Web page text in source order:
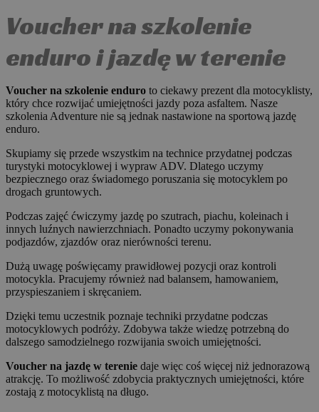
Voucher na szkolenie
enduro i jazdę w terenie
Voucher na szkolenie enduro to ciekawy prezent dla motocyklisty,
który chce rozwijać umiejętności jazdy poza asfaltem. Nasze
szkolenia Adventure nie są jednak nastawione na sportową jazdę
enduro.
Skupiamy się przede wszystkim na technice przydatnej podczas
turystyki motocyklowej i wypraw ADV. Dlatego uczymy
bezpiecznego oraz świadomego poruszania się motocyklem po
drogach gruntowych.
Podczas zajęć ćwiczymy jazdę po szutrach, piachu, koleinach i
innych luźnych nawierzchniach. Ponadto uczymy pokonywania
podjazdów, zjazdów oraz nierówności terenu.
Dużą uwagę poświęcamy prawidłowej pozycji oraz kontroli
motocykla. Pracujemy również nad balansem, hamowaniem,
przyspieszaniem i skręcaniem.
Dzięki temu uczestnik poznaje techniki przydatne podczas
motocyklowych podróży. Zdobywa także wiedzę potrzebną do
dalszego samodzielnego rozwijania swoich umiejętności.
Voucher na jazdę w terenie daje więc coś więcej niż jednorazową
atrakcję. To możliwość zdobycia praktycznych umiejętności, które
zostają z motocyklistą na długo.